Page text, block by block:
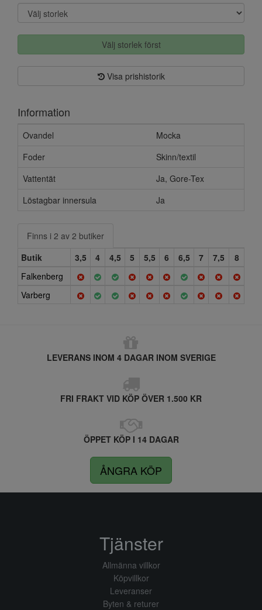
Välj storlek först
Visa prishistorik
Information
Ovandel
Mocka
Foder
Skinn/textil
Vattentät
Ja, Gore-Tex
Löstagbar innersula
Ja
Finns i 2 av 2 butiker
Butik
3,5 4 4,5 5 5,5 6 6,5 7 7,5
8
Falkenberg
Varberg
LEVERANS INOM 4 DAGAR INOM SVERIGE
FRI FRAKT VID KÖP ÖVER 1.500 KR
ÖPPET KÖP I 14 DAGAR
ÅNGRA KÖP
Tjänster
Allmänna villkor
Köpvillkor
Leveranser
Byten & returer